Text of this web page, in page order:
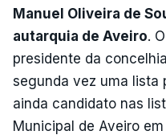
Manuel Oliveira de
autarquia de Aveiro.
presidente da
segunda vez uma lista
ainda candidato nas
Municipal de Aveiro